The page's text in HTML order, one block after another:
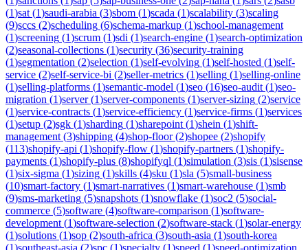
(1)sat (1)saudi-arabia (3)sbom (1)scada (1)scalability (3)scaling
(9)sccs (2)scheduling (6)schema-markup (1)school-management
(1)screening (1)scrum (1)sdi (1)search-engine (1)search-optimization
(2)seasonal-collections (1)security (36)security-training
(1)segmentation (2)selection (1)self-evolving (1)self-hosted (1)self-
service (2)self-service-bi (2)seller-metrics (1)selling (1)selling-online
(1)selling-platforms (1)semantic-model (1)seo (16)seo-audit (1)seo-
migration (1)server(1)server-components (1)server-sizing (2)service
(1)service-contracts (1)service-efficiency (1)service-firms (1)services
(1)setup (2)sgk (1)sharding (1)sharepoint (1)shein (1)shift-
management (3)shipping (4)shop-floor(2)shopee (2)shopify
(113)shopify-api (1)shopify-flow (1)shopify-partners (1)shopify-
payments (1)shopify-plus (8)shopifyql (1)simulation (3)sis (1)sisense
(1)six-sigma (1)sizing (1)skills (4)sku (1)sla (5)small-business
(10)smart-factory (1)smart-narratives (1)smart-warehouse (1)smb
(9)sms-marketing (5)snapshots (1)snowflake (1)soc2 (5)social-
commerce (5)software (4)software-comparison (1)software-
development (1)software-selection (2)software-stack (1)solar-energy
(1)solutions (1)sop (2)south-africa (3)south-asia (1)south-korea
(1)southeast-asia (2)spc (1)specialty (1)speed (1)speed-optimization